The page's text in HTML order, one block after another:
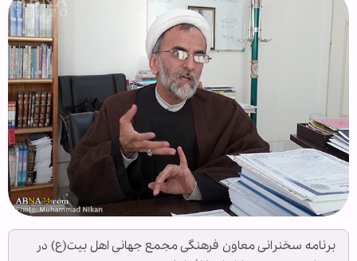
برنامه سخنرانی معاون فرهنگی مجمع جهانی اهل بیت(ع) در